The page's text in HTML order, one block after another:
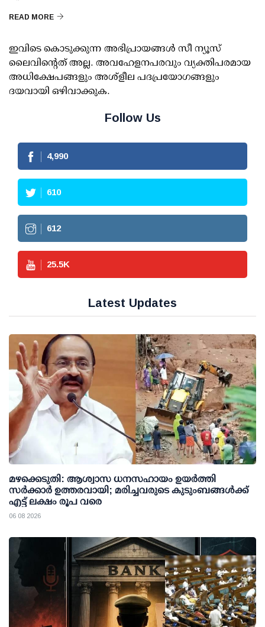
READ MORE
ഇവിടെ കൊടുക്കുന്ന അഭിപ്രായങ്ങള്‍ സീ ന്യൂസ്
ലൈവിന്റെത് അല്ല. അവഹേളനപരവും വ്യക്തിപരമായ
അധിക്ഷേപങ്ങളും അശ്‌ളീല പദപ്രയോഗങ്ങളും
ദയവായി ഒഴിവാക്കുക.
Follow Us
4,990
610
612
25.5K
Latest Updates
മഴക്കെടുതി: ആശ്വാസ ധനസഹായം ഉയര്‍ത്തി
സര്‍ക്കാര്‍ ഉത്തരവായി; മരിച്ചവരുടെ കുടുംബങ്ങള്‍ക്ക്
എട്ട് ലക്ഷം രൂപ വരെ
06 08 2026